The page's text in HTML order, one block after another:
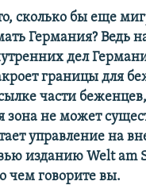
сколько бы еще
Германия? Ведь
дел
границы для
части
не может
управление на
изданиюWelt am
чем говорите вы.